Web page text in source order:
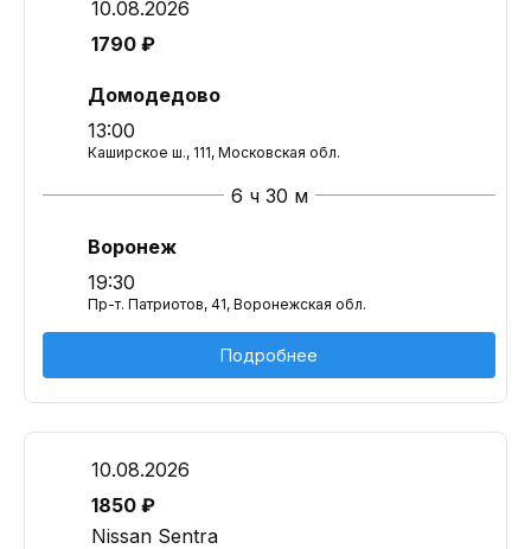
10.08.2026
1790 ₽
Домодедово
13:00
Каширское ш., 111, Московская обл.
6 ч 30 м
Воронеж
19:30
Пр-т. Патриотов, 41, Воронежская обл.
Подробнее
10.08.2026
1850 ₽
Nissan Sentra